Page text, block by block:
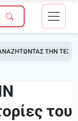
ένθετο το τ.1 τουΤΗΝ ΤΕΧΝΗ,
του